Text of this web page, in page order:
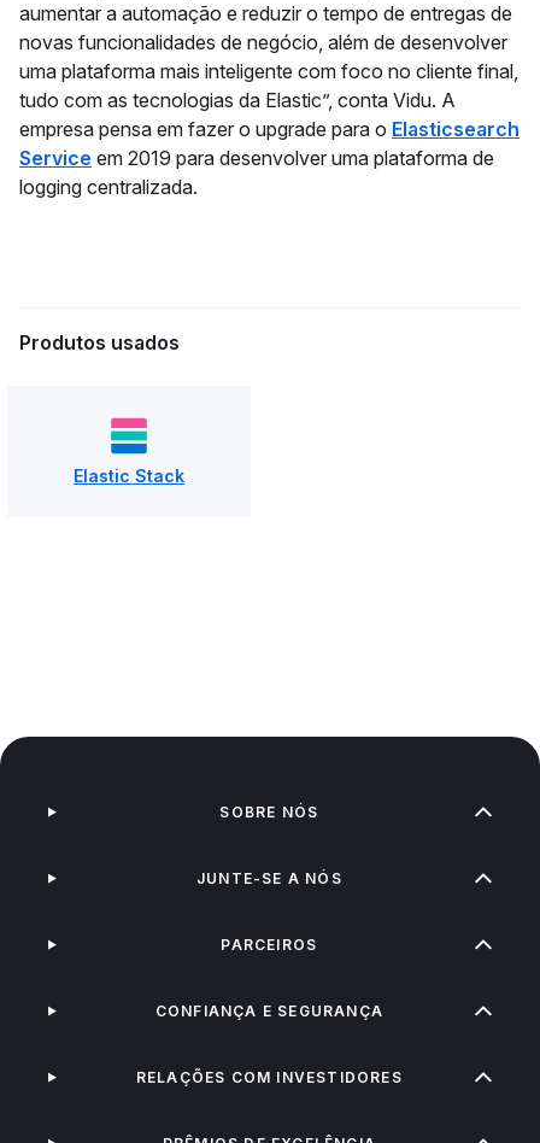
aumentar a automação e reduzir o tempo de entregas de
novas funcionalidades de negócio, além de desenvolver
uma plataforma mais inteligente com foco no cliente final,
tudo com as tecnologias da Elastic”, conta Vidu. A
empresa pensa em fazer o upgrade para o Elasticsearch
Service em 2019 para desenvolver uma plataforma de
logging centralizada.
Produtos usados
Elastic Stack
SOBRE NÓS
JUNTE-SE A NÓS
PARCEIROS
CONFIANÇA E SEGURANÇA
RELAÇÕES COM INVESTIDORES